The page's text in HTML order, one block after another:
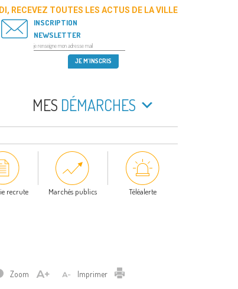
RECEVEZ TOUTES LES ACTUS DE LA VILLE
INSCRIPTION
NEWSLETTER
MES DÉMARCHES
recrute Marchés publics Téléalerte
Zoom Imprimer Imprimer